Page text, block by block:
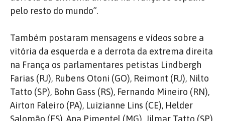
pelo resto do mundo”.
Também postaram mensagens e vídeos sobre a
vitória da esquerda e a derrota da extrema direita
na França os parlamentares petistas Lindbergh
Farias (RJ), Rubens Otoni (GO), Reimont (RJ), Nilto
Tatto (SP), Bohn Gass (RS), Fernando Mineiro (RN),
Airton Faleiro (PA), Luizianne Lins (CE), Helder
Salomão (ES), Ana Pimentel (MG), Jilmar Tatto (SP),